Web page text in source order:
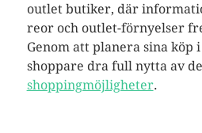
outlet butiker, där
reor och outlet-förnyelser
Genom att planera sina köp
shoppare dra full nytta av
shoppingmöjligheter.